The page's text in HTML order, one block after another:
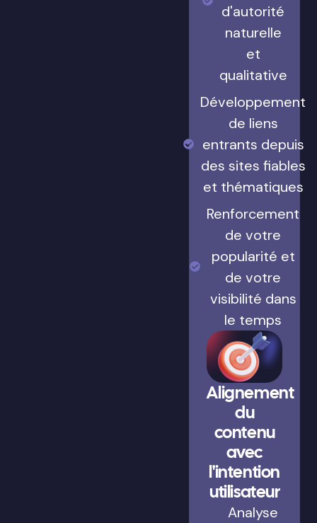
d'autorité
naturelle
et
qualitative
Développement
de liens
entrants depuis
des sites fiables
et thématiques
Renforcement
de votre
popularité et
de votre
visibilité dans
le temps
Alignement
du
contenu
avec
l'intention
utilisateur
Analyse